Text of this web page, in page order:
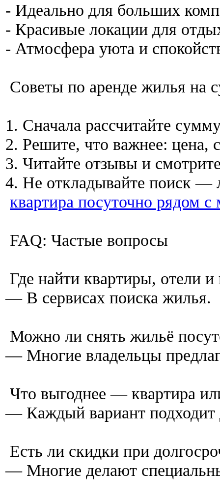
- Идеально для больших
- Красивые локации для
- Атмосфера уюта и
Советы по аренде жилья на
1. Сначала рассчитайте
2. Решите, что важнее: цена,
3. Читайте отзывы и
4. Не откладывайте поиск —
квартира посуточно рядом с
FAQ: Частые вопросы
Где найти квартиры, отели
— В сервисах поиска жилья.
Можно ли снять жильё
— Многие владельцы
Что выгоднее — квартира
— Каждый вариант подходит
Есть ли скидки при
— Многие делают